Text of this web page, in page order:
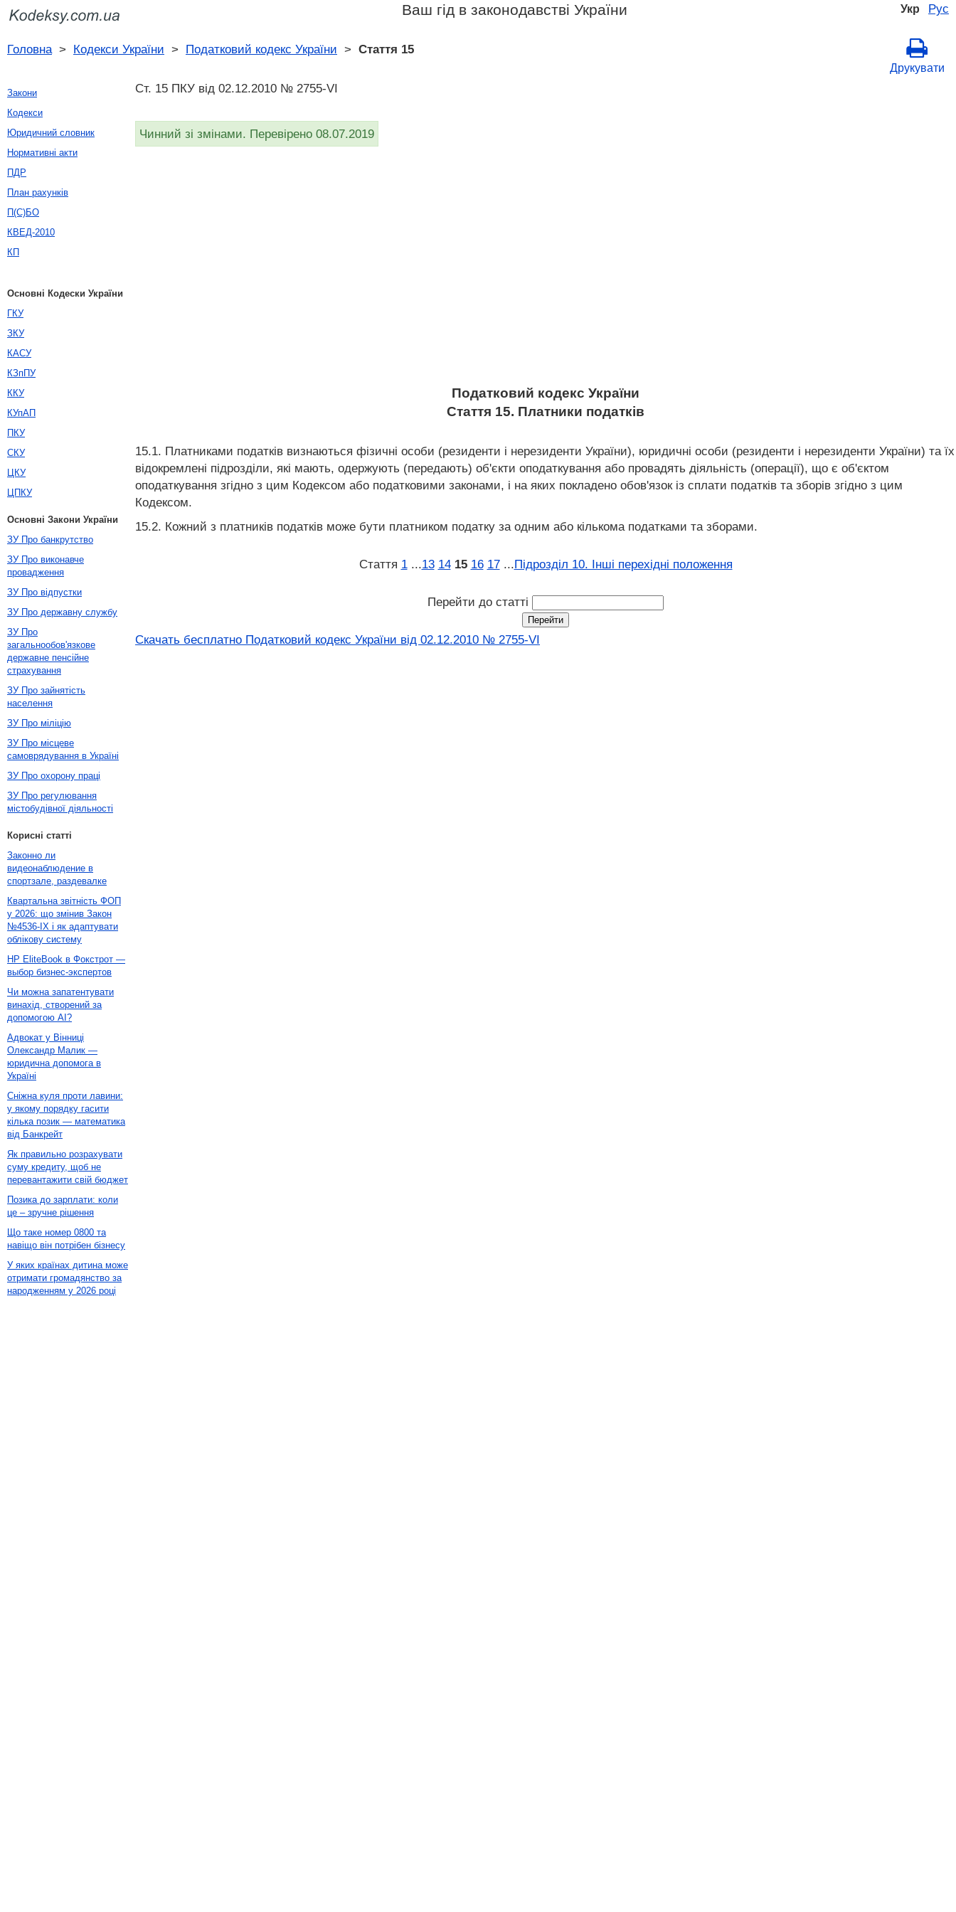
Укр Рус
Ваш гід в законодавстві України
Головна> Кодекси України > Податковий кодекс України > Стаття 15
Друкувати
Ст. 15 ПКУ від 02.12.2010 № 2755-VI
Чинний зі змінами. Перевірено 08.07.2019
Податковий кодекс України
Стаття 15. Платники податків
15.1. Платниками податків визнаються фізичні особи (резиденти і нерезиденти України), юридичні особи (резиденти і нерезиденти України) та їх
відокремлені підрозділи, які мають, одержують (передають) об'єкти оподаткування або провадять діяльність (операції), що є об'єктом
оподаткування згідно з цим Кодексом або податковими законами, і на яких покладено обов'язок із сплати податків та зборів згідно з цим
Кодексом.
15.2. Кожний з платників податків може бути платником податку за одним або кількома податками та зборами.
Стаття 1 ...13 14 15 16 17 ...Підрозділ 10. Інші перехідні положення
Перейти до статті
Скачать бесплатно Податковий кодекс України від 02.12.2010 № 2755-VI
Закони
Кодекси
Юридичний словник
Нормативні акти
ПДР
План рахунків
П(С)БО
КВЕД-2010
КП
Основні Кодески України
ГКУ
ЗКУ
КАСУ
КЗпПУ
ККУ
КУпАП
ПКУ
СКУ
ЦКУ
ЦПКУ
Основні Закони України
ЗУ Про банкрутство
ЗУ Про виконавче
провадження
ЗУ Про відпустки
ЗУ Про державну службу
ЗУ Про
загальнообов'язкове
державне пенсійне
страхування
ЗУ Про зайнятість
населення
ЗУ Про міліцію
ЗУ Про місцеве
самоврядування в Україні
ЗУ Про охорону праці
ЗУ Про регулювання
містобудівної діяльності
Корисні статті
Законно ли
видеонаблюдение в
спортзале, раздевалке
Квартальна звітність ФОП
у 2026: що змінив Закон
№4536-IX і як адаптувати
облікову систему
HP EliteBook в Фокстрот —
выбор бизнес-экспертов
Чи можна запатентувати
винахід, створений за
допомогою AI?
Адвокат у Вінниці
Олександр Малик —
юридична допомога в
Україні
Сніжна куля проти лавини:
у якому порядку гасити
кілька позик — математика
від Банкрейт
Як правильно розрахувати
суму кредиту, щоб не
перевантажити свій бюджет
Позика до зарплати: коли
це – зручне рішення
Що таке номер 0800 та
навіщо він потрібен бізнесу
У яких країнах дитина може
отримати громадянство за
народженням у 2026 році